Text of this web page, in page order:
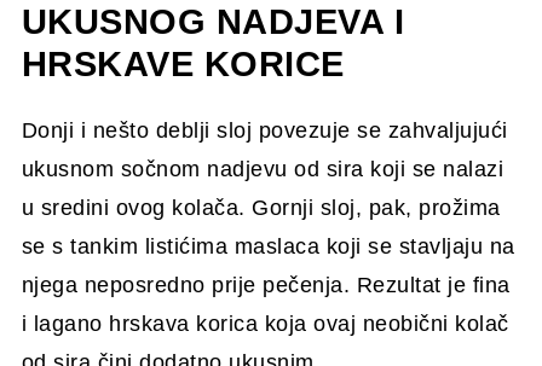
UKUSNOG NADJEVA I
HRSKAVE KORICE
Donji i nešto deblji sloj povezuje se zahvaljujući
ukusnom sočnom nadjevu od sira koji se nalazi
u sredini ovog kolača. Gornji sloj, pak, prožima
se s tankim listićima maslaca koji se stavljaju na
njega neposredno prije pečenja. Rezultat je fina
i lagano hrskava korica koja ovaj neobični kolač